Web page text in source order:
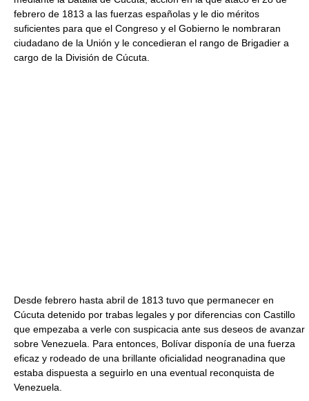
febrero de 1813 a las fuerzas españolas y le dio méritos
suficientes para que el Congreso y el Gobierno le nombraran
ciudadano de la Unión y le concedieran el rango de Brigadier a
cargo de la División de Cúcuta.
Desde febrero hasta abril de 1813 tuvo que permanecer en
Cúcuta detenido por trabas legales y por diferencias con Castillo
que empezaba a verle con suspicacia ante sus deseos de avanzar
sobre Venezuela. Para entonces, Bolívar disponía de una fuerza
eficaz y rodeado de una brillante oficialidad neogranadina que
estaba dispuesta a seguirlo en una eventual reconquista de
Venezuela.